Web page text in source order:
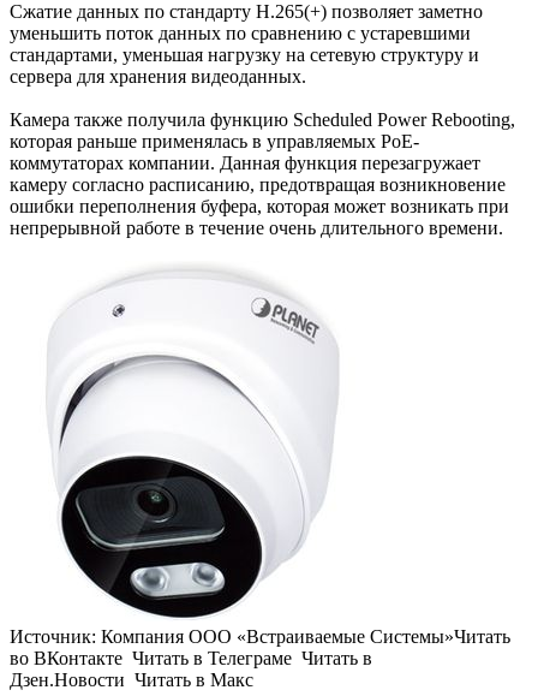
Сжатие данных по стандарту H.265(+) позволяет заметно
уменьшить поток данных по сравнению с устаревшими
стандартами, уменьшая нагрузку на сетевую структуру и
сервера для хранения видеоданных.
Камера также получила функцию Scheduled Power Rebooting,
которая раньше применялась в управляемых PoE-
коммутаторах компании. Данная функция перезагружает
камеру согласно расписанию, предотвращая возникновение
ошибки переполнения буфера, которая может возникать при
непрерывной работе в течение очень длительного времени.
Источник: Компания ООО «Встраиваемые Системы»Читать
во ВКонтакте Читать в Телеграме Читать в
Дзен.Новости Читать в Макс